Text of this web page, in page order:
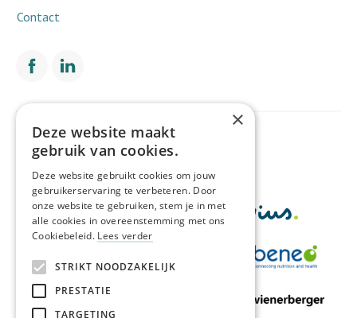
Contact
Met de financiële steun van
×
Deze website maakt
gebruik van cookies.
Deze website gebruikt cookies om jouw
gebruikerservaring te verbeteren. Door
onze website te gebruiken, stem je in met
alle cookies in overeenstemming met ons
Cookiebeleid. Lees verder
STRIKT NOODZAKELIJK
PRESTATIE
TARGETING